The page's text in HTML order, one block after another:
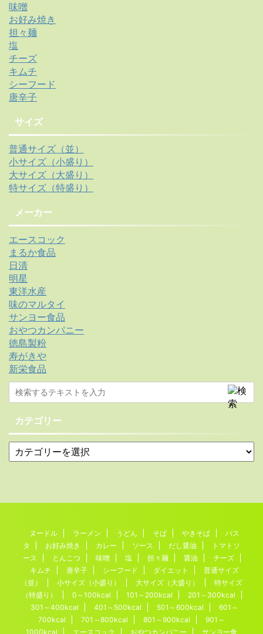
味噌
お好み焼き
担々麺
塩
チーズ
キムチ
シーフード
唐辛子
サイズ
普通サイズ（並）
小サイズ（小盛り）
大サイズ（大盛り）
特サイズ（特盛り）
メーカー
エースコック
まるか食品
日清
明星
東洋水産
味のマルタイ
サンヨー食品
おやつカンパニー
徳島製粉
寿がきや
新栄食品
カテゴリー
ヌードル ラーメン うどん そば やきそば
パス
タ
お好み焼き カレー ソース だし醤油
トマトソ
ース
とんこつ 味噌 塩 担々麺 醤油
チーズ
キムチ
唐辛子 シーフード ダイエット
普通サイズ
（並）
小サイズ（小盛り） 大サイズ（大盛り）
特サイズ
（特盛り）
0～100kcal 101～200kcal
201～300kcal
301～400kcal
401～500kcal 501～600kcal
601～
700kcal
701～800kcal 801～900kcal
901～
1000kcal
エースコック おやつカンパニー サンヨー食